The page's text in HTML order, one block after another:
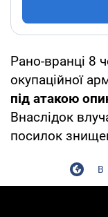
Рано-вранці 8
окупаційної
під атакою
Внаслідок
посилок